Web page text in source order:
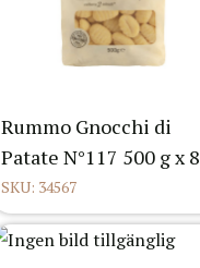
Rummo Gnocchi di
Patate N°117 500 g x 8
SKU: 34567